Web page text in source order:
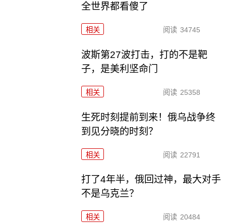
全世界都看傻了
相关 阅读 34745
波斯第27波打击，打的不是靶
子，是美利坚命门
相关 阅读 25358
生死时刻提前到来！俄乌战争终
到见分晓的时刻？
相关 阅读 22791
打了4年半，俄回过神，最大对手
不是乌克兰？
相关 阅读 20484